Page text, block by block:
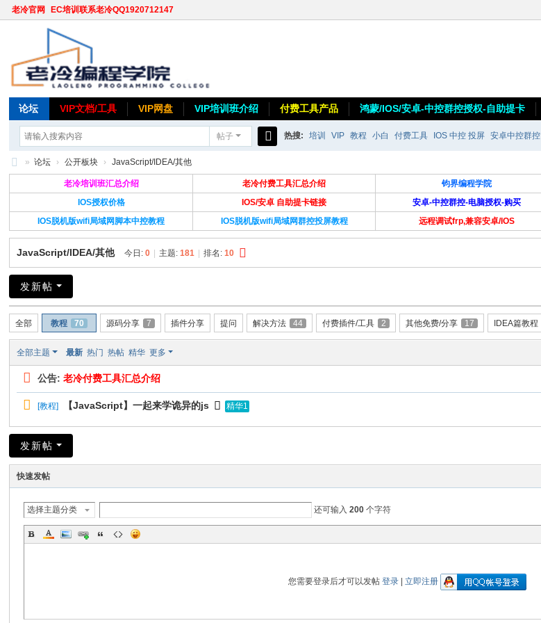
老冷官网 EC培训联系老冷QQ1920712147
论坛 VIP文档/工具 VIP网盘 VIP培训班介绍 付费工具产品 鸿蒙/IOS/安卓-中控群控授权-自助提卡
帖子
索
热搜: 培训 VIP 教程 小白 付费工具 IOS 中控 投屏 安卓中控群控
» 论坛 › 公开板块 › JavaScript/IDEA/其他
老冷培训班汇总介绍 老冷付费工具汇总介绍 钧界编程学院
IOS授权价格
IOS/安卓 自助提卡链接 安卓-中控群控-电脑授权-购买
IOS脱机版wifi局域网脚本中控教程
IOS脱机版wifi局域网群控投屏教程 远程调试frp,兼容安卓/IOS
JavaScript/IDEA/其他 今日:0 主题:181 排名:10
发新帖
全部 教程 70 源码分享 7 插件分享 提问 解决方法 44 付费插件/工具 2 其他免费/分享 17 IDEA篇教程
全部主题 最新 热门 热帖 精华 更多
公告:老冷付费工具汇总介绍
[教程] 【JavaScript】一起来学诡异的js 精华1
发新帖
快速发帖
选择主题分类 还可输入200 个字符
您需要登录后才可以发帖登录 |立即注册